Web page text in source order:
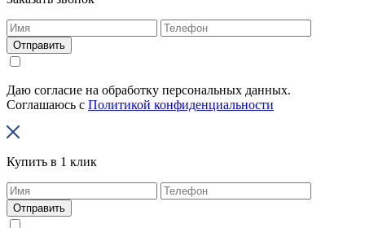
Отправить
Даю согласие на обработку персональных данных.
Соглашаюсь с Политикой конфиденциальности
Купить в 1 клик
Отправить